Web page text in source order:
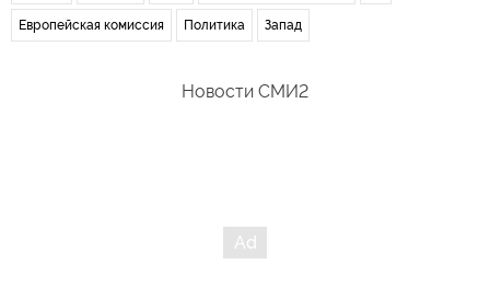
Европейская комиссия Политика Запад
Новости СМИ2